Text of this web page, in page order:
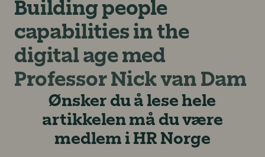
Building people
capabilities in the
digital age med
Professor Nick van Dam
Ønsker du å lese hele
artikkelen må du være
medlem i HR Norge